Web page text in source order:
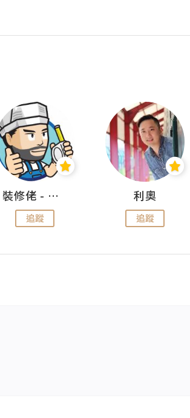
裝修佬 - 香港一站式網上裝修平台
追蹤
利奧
追蹤